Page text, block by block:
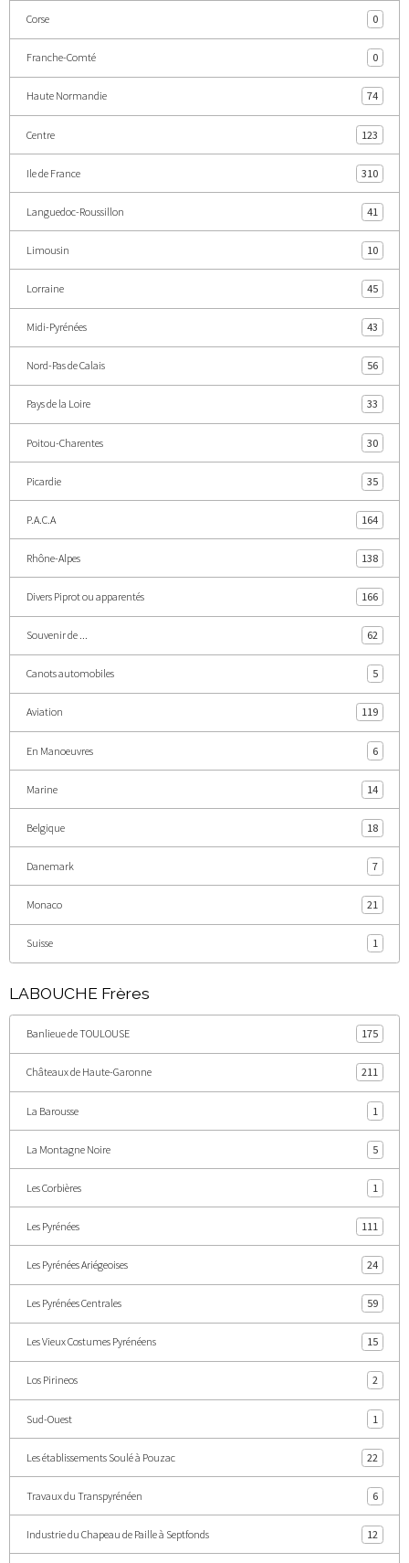
Corse 0
Franche-Comté 0
Haute Normandie 74
Centre 123
Ile de France 310
Languedoc-Roussillon 41
Limousin 10
Lorraine 45
Midi-Pyrénées 43
Nord-Pas de Calais 56
Pays de la Loire 33
Poitou-Charentes 30
Picardie 35
P.A.C.A 164
Rhône-Alpes 138
Divers Piprot ou apparentés 166
Souvenir de ... 62
Canots automobiles 5
Aviation 119
En Manoeuvres 6
Marine 14
Belgique 18
Danemark 7
Monaco 21
Suisse 1
LABOUCHE Frères
Banlieue de TOULOUSE 175
Châteaux de Haute-Garonne 211
La Barousse 1
La Montagne Noire 5
Les Corbières 1
Les Pyrénées 111
Les Pyrénées Ariégeoises 24
Les Pyrénées Centrales 59
Les Vieux Costumes Pyrénéens 15
Los Pirineos 2
Sud-Ouest 1
Les établissements Soulé à Pouzac 22
Travaux du Transpyrénéen 6
Industrie du Chapeau de Paille à Septfonds 12